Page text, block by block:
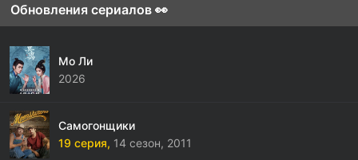
Обновления сериалов 👀
Мо Ли
2026
Самогонщики
19 серия, 14 сезон, 2011